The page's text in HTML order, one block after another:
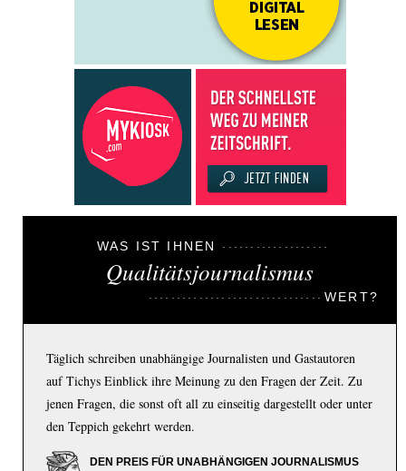
WAS IST IHNEN
Qualitätsjournalismus
WERT?
Täglich schreiben unabhängige Journalisten und Gastautoren
auf Tichys Einblick ihre Meinung zu den Fragen der Zeit. Zu
jenen Fragen, die sonst oft all zu einseitig dargestellt oder unter
den Teppich gekehrt werden.
DEN PREIS FÜR UNABHÄNGIGEN JOURNALISMUS